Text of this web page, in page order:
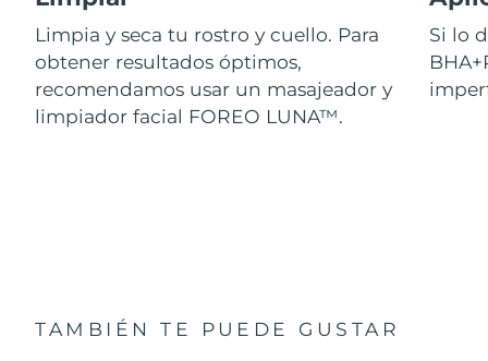
Limpia y seca tu rostro y cuello. Para
obtener resultados óptimos,
recomendamos usar un masajeador y
limpiador facial FOREO LUNA™.
Si lo
TAMBIÉN TE PUEDE GUSTAR